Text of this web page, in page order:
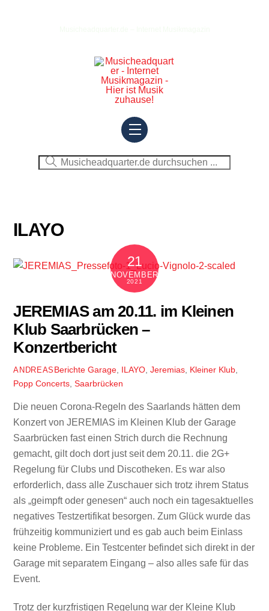
Menu
ILAYO
21
NOVEMBER
2021
JEREMIAS am 20.11. im Kleinen
Klub Saarbrücken –
Konzertbericht
ANDREAS Berichte Garage, ILAYO, Jeremias, Kleiner Klub,
Popp Concerts ,Saarbrücken
Die neuen Corona-Regeln des Saarlands hätten dem
Konzert von JEREMIAS im Kleinen Klub der Garage
Saarbrücken fast einen Strich durch die Rechnung
gemacht, gilt doch dort just seit dem 20.11. die 2G+
Regelung für Clubs und Discotheken. Es war also
erforderlich, dass alle Zuschauer sich trotz ihrem Status
als „geimpft oder genesen“ auch noch ein tagesaktuelles
negatives Testzertifikat besorgen. Zum Glück wurde das
frühzeitig kommuniziert und es gab auch beim Einlass
keine Probleme. Ein Testcenter befindet sich direkt in der
Garage mit separatem Eingang – also alles safe für das
Event.
Trotz der kurzfristigen Regelung war der Kleine Klub